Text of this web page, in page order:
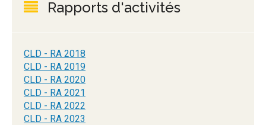
Rapports d'activités
CLD - RA 2018
CLD - RA 2019
CLD - RA 2020
CLD - RA 2021
CLD - RA 2022
CLD - RA 2023